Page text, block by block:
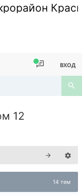
ВХОД
12
14 тем